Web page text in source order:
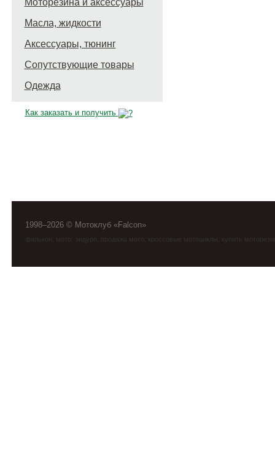
Моторезина и аксессуары
Масла, жидкости
Аксессуары, тюнинг
Сопутствующие товары
Одежда
Как заказать и получить
1998–2026 © Мотоклуб «Falcon»
фалькон мото эндуро , продажа мото, кроссовые мотоциклы, купить